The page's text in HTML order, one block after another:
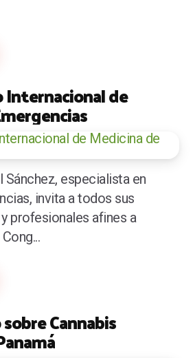
Internacional de
Sánchez, especialista en
invita a todos sus
profesionales afines a
Cannabis